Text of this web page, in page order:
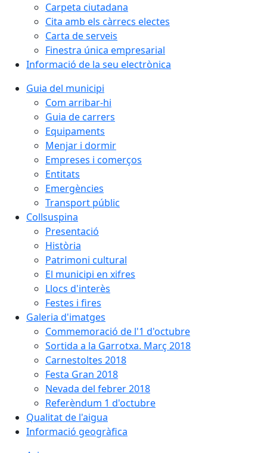
Carpeta ciutadana
Cita amb els càrrecs electes
Carta de serveis
Finestra única empresarial
Informació de la seu electrònica
Guia del municipi
Com arribar-hi
Guia de carrers
Equipaments
Menjar i dormir
Empreses i comerços
Entitats
Emergències
Transport públic
Collsuspina
Presentació
Història
Patrimoni cultural
El municipi en xifres
Llocs d'interès
Festes i fires
Galeria d'imatges
Commemoració de l'1 d'octubre
Sortida a la Garrotxa. Març 2018
Carnestoltes 2018
Festa Gran 2018
Nevada del febrer 2018
Referèndum 1 d'octubre
Qualitat de l'aigua
Informació geogràfica